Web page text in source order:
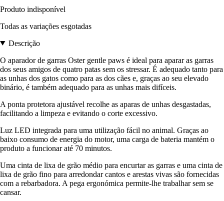
Produto indisponível
Todas as variações esgotadas
Descrição
O aparador de garras Oster gentle paws é ideal para aparar as garras
dos seus amigos de quatro patas sem os stressar. É adequado tanto para
as unhas dos gatos como para as dos cães e, graças ao seu elevado
binário, é também adequado para as unhas mais difíceis.
A ponta protetora ajustável recolhe as aparas de unhas desgastadas,
facilitando a limpeza e evitando o corte excessivo.
Luz LED integrada para uma utilização fácil no animal. Graças ao
baixo consumo de energia do motor, uma carga de bateria mantém o
produto a funcionar até 70 minutos.
Uma cinta de lixa de grão médio para encurtar as garras e uma cinta de
lixa de grão fino para arredondar cantos e arestas vivas são fornecidas
com a rebarbadora. A pega ergonómica permite-lhe trabalhar sem se
cansar.